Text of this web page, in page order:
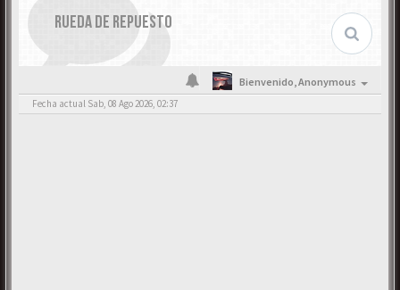
RUEDA DE REPUESTO
Bienvenido,Anonymous
Fecha actual Sab, 08 Ago 2026, 02:37